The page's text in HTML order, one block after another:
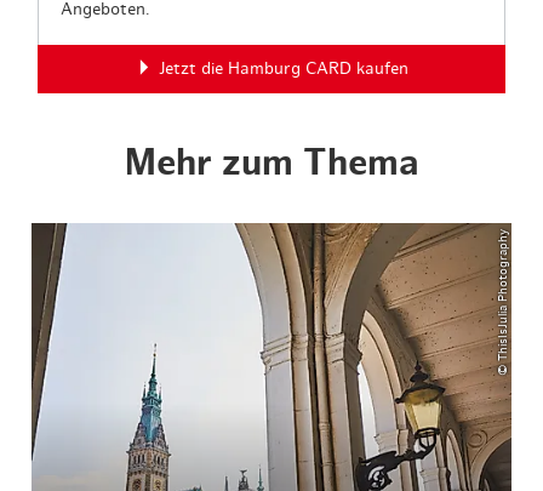
Angeboten.
Jetzt die Hamburg CARD kaufen
Mehr zum Thema
© ThisIsJulia Photography